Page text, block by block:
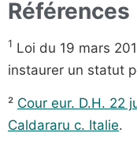
Références
1 Loi du 19 mars
instaurer un statut
² Cour eur. D.H. 22
Caldararu c. Italie.